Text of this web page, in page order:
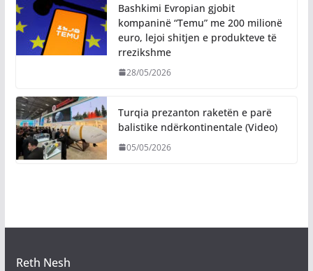
Bashkimi Evropian gjobit
kompaninë “Temu” me 200 milionë
euro, lejoi shitjen e produkteve të
rrezikshme
28/05/2026
Turqia prezanton raketën e parë
balistike ndërkontinentale (Video)
05/05/2026
Reth Nesh